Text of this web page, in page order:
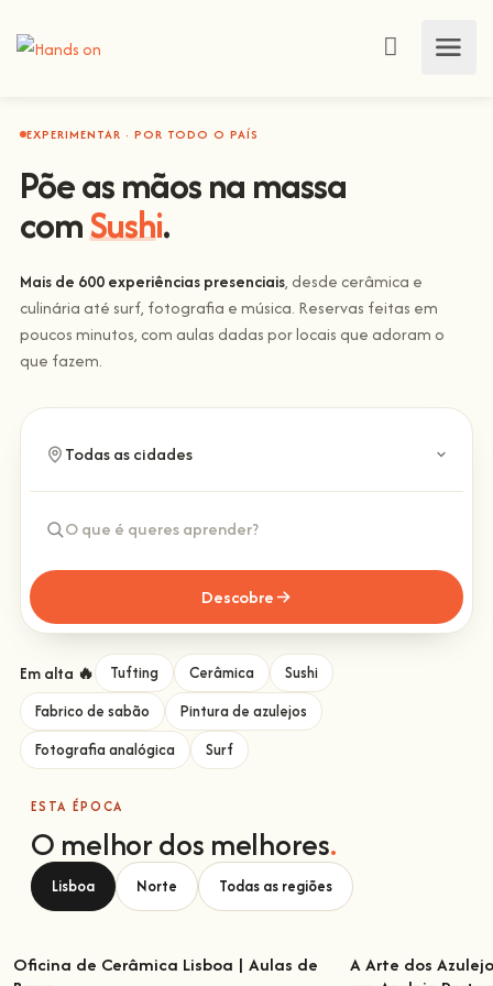
EXPERIMENTAR · POR TODO O PAÍS
Põe as mãos na massa
comSushi.
Mais de 600 experiências presenciais, desde cerâmica e
culinária até surf, fotografia e música. Reservas feitas em
poucos minutos, com aulas dadas por locais que adoram o
que fazem.
Descobre
Em alta 🔥 Tufting Cerâmica
Sushi
Fabrico de sabão
Pintura de azulejos
Fotografia analógica
Surf
ESTA ÉPOCA
O melhor dos melhores.
Lisboa Norte Todas as regiões
Oficina de Cerâmica Lisboa | Aulas de
A Arte dos